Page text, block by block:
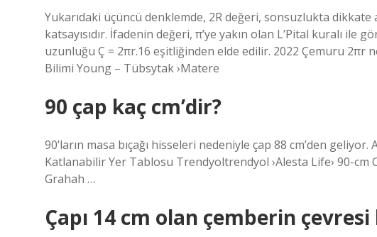
Yukarıdaki üçüncü denklemde, 2R değeri, sonsuzlukta dikkate
katsayısıdır. İfadenin değeri, π’ye yakın olan L’Pital kuralı
uzunluğu Ç = 2πr.16 eşitliğinden elde edilir. 2022 Çemuru 2πr
Bilimi Young – Tübsytak ›Matere
90 çap kaç cm’dir?
90’ların masa bıçağı hisseleri nedeniyle çap 88 cm’den
Katlanabilir Yer Tablosu Trendyoltrendyol ›Alesta Life› 90-cm
Grahah …
Çapı 14 cm olan çemberin çevresi